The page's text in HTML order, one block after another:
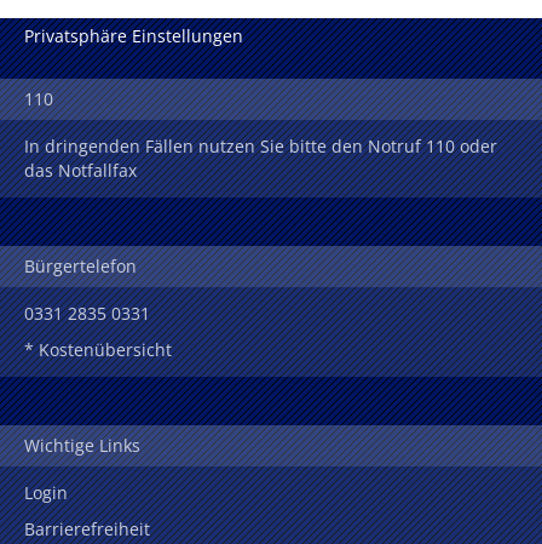
Privatsphäre Einstellungen
110
In dringenden Fällen nutzen Sie bitte den Notruf 110 oder
das Notfallfax
Bürgertelefon
0331 2835 0331
* Kostenübersicht
Wichtige Links
Login
Barrierefreiheit